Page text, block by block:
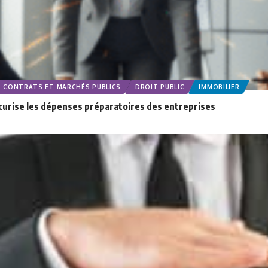
CONTRATS ET MARCHÉS PUBLICS DROIT PUBLIC IMMOBILIER
les dépenses préparatoires des entreprises